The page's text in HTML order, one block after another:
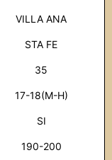
VILLA ANA
STA FE
35
17-18(M-H)
SI
190-200